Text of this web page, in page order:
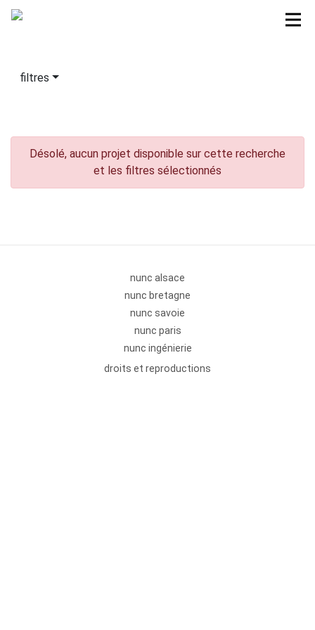
filtres
Désolé, aucun projet disponible sur cette recherche
et les filtres sélectionnés
nunc alsace
nunc bretagne
nunc savoie
nunc paris
nunc ingénierie
droits et reproductions